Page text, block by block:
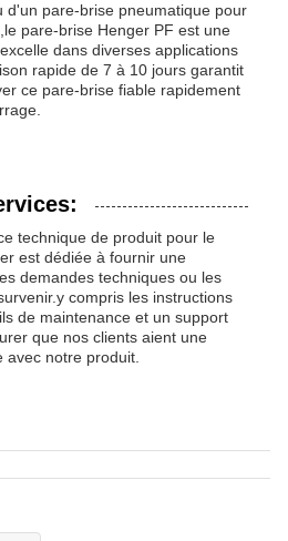
d'un pare-brise pneumatique pour
pare-brise Henger PF est une
dans diverses applications
rapide de 7 à 10 jours garantit
ce pare-brise fiable rapidement
technique de produit pour le
est dédiée à fournir une
demandes techniques ou les
compris les instructions
de maintenance et un support
que nos clients aient une
notre produit.